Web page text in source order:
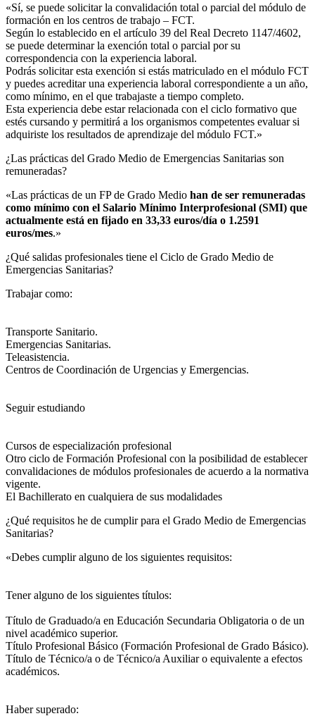
«Sí, se puede solicitar la convalidación total o parcial del módulo de
formación en los centros de trabajo – FCT.
Según lo establecido en el artículo 39 del Real Decreto 1147/4602,
se puede determinar la exención total o parcial por su
correspondencia con la experiencia laboral.
Podrás solicitar esta exención si estás matriculado en el módulo FCT
y puedes acreditar una experiencia laboral correspondiente a un año,
como mínimo, en el que trabajaste a tiempo completo.
Esta experiencia debe estar relacionada con el ciclo formativo que
estés cursando y permitirá a los organismos competentes evaluar si
adquiriste los resultados de aprendizaje del módulo FCT.»
¿Las prácticas del Grado Medio de Emergencias Sanitarias son
remuneradas?​
«Las prácticas de un FP de Grado Medio han de ser remuneradas
como mínimo con el Salario Mínimo Interprofesional (SMI) que
actualmente está en fijado en 33,33 euros/día o 1.2591
euros/mes.»
¿Qué salidas profesionales tiene el Ciclo de Grado Medio de
Emergencias Sanitarias?​
Trabajar como:
Transporte Sanitario.
Emergencias Sanitarias.
Teleasistencia.
Centros de Coordinación de Urgencias y Emergencias.
Seguir estudiando
Cursos de especialización profesional
Otro ciclo de Formación Profesional con la posibilidad de establecer
convalidaciones de módulos profesionales de acuerdo a la normativa
vigente.
El Bachillerato en cualquiera de sus modalidades
¿Qué requisitos he de cumplir para el Grado Medio de Emergencias
Sanitarias?
«Debes cumplir alguno de los siguientes requisitos:
Tener alguno de los siguientes títulos:
Título de Graduado/a en Educación Secundaria Obligatoria o de un
nivel académico superior.
Título Profesional Básico (Formación Profesional de Grado Básico).
Título de Técnico/a o de Técnico/a Auxiliar o equivalente a efectos
académicos.
Haber superado: